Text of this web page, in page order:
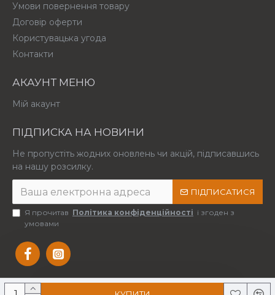
Умови повернення товару
Договір оферти
Користувацька угода
Контакти
АКАУНТ МЕНЮ
Мій акаунт
ПІДПИСКА НА НОВИНИ
Не пропустіть жодних оновлень чи акцій, підписавшись
на нашу розсилку.
ПІДПИСАТИСЯ
Я прочитав Політика конфіденційності і згоден з
умовами